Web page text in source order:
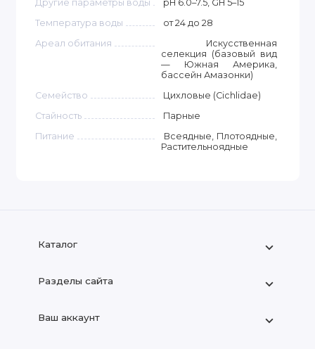
Другие параметры воды
pH 6.0–7.5, GH 5–15
Температура воды
от 24 до 28
Ареал обитания
Искусственная
селекция (базовый вид
— Южная Америка,
бассейн Амазонки)
Семейство
Цихловые (Cichlidae)
Стайность
Парные
Питание
Всеядные, Плотоядные,
Растительноядные
Каталог
Разделы сайта
Ваш аккаунт